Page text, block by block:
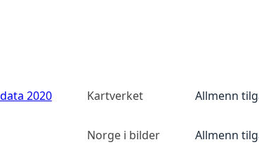
2020 Kartverket Allmenn
Norge i bilder Allmenn